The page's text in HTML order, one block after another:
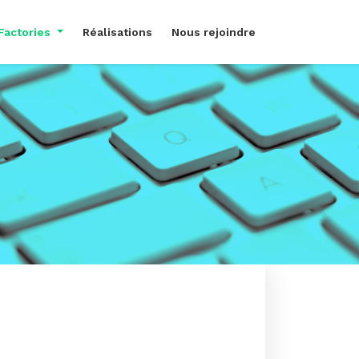
Réalisations Nous rejoindre